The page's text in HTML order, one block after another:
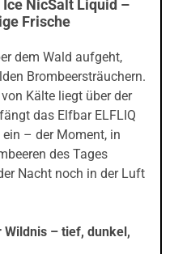
Ice NicSalt Liquid –
Frische
dem Wald aufgeht,
Brombeersträuchern.
Kälte liegt über der
das Elfbar ELFLIQ
– der Moment, in
des Tages
Nacht noch in der Luft
Wildnis – tief, dunkel,